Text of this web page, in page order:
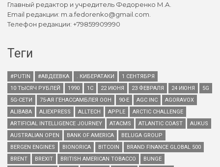
Главный редактор и учредитель Федоренко М.А.
Email редакции: m.a.fedorenko@gmail.com.
Телефон редакции: +79859909990
Теги
#PUTIN #АВДЕЕВКА . КИБЕРАТАКИ
1 СЕНТЯБРЯ
10 ТЫСЯЧ РУБЛЕЙ
1990 1С 22 ИЮНЯ 23 ФЕВРАЛЯ 24 ИЮНЯ
5G
5G-СЕТИ
75-АЯ ГЕНАССАМБЛЕЯ ООН 90-Е AGC INC
AGORAVOX
ALIBABA
ALIEXPRESS ALLTECH APPLE
ARCTIC CHALLENGE
ARTIFICIAL INTELLIGENCE JOURNEY
ATACMS ATLANTIC COAST
AUKUS
AUSTRALIAN OPEN
BANK OF AMERICA
BELUGA GROUP
BERGEN ENGINES
BIONORICA BITCOIN
BRAND FINANCE GLOBAL 500
BRENT
BREXIT BRITISH AMERICAN TOBACCO
BUNGE